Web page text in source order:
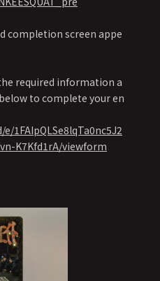
completion screen appe
required information a
to complete your en
1FAIpQLSe8lqTa0nc5J2
K7Kfd1rA/viewform